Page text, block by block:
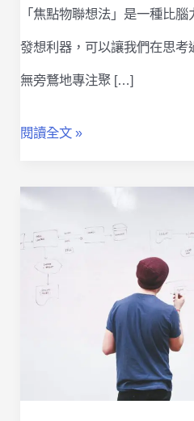
「焦點物聯想法」是一種比
發想利器，可以讓我們在思
無旁鶩地專注聚 […]
比
力
激
閱讀全文 »